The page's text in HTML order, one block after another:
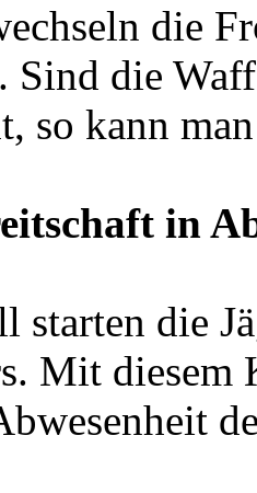
die
Sind die
so kann
in
starten die
Mit diesem